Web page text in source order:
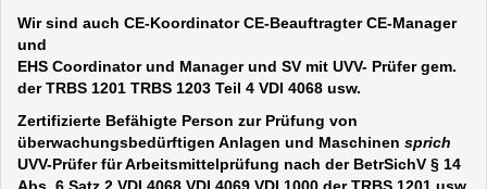
Wir sind auch CE-Koordinator CE-Beauftragter CE-Manager
und
EHS Coordinator und Manager und SV mit UVV- Prüfer gem.
der TRBS 1201 TRBS 1203 Teil 4 VDI 4068 usw.
Zertifizierte Befähigte Person zur Prüfung von
überwachungsbedürftigen Anlagen und Maschinen sprich
UVV-Prüfer für Arbeitsmittelprüfung nach der BetrSichV § 14